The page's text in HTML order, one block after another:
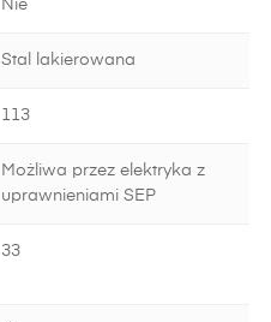
Nie
Stal lakierowana
113
Możliwa przez elektryka z
uprawnieniami SEP
33